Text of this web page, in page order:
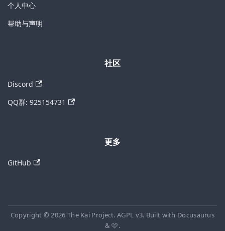
个人中心
帮助与声明
社区
Discord
QQ群: 925154731
更多
GitHub
Copyright © 2026 The Kai Project. AGPL v3. Built with Docusaurus
& 🩷.